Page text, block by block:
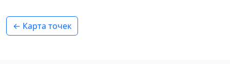
← Карта точек